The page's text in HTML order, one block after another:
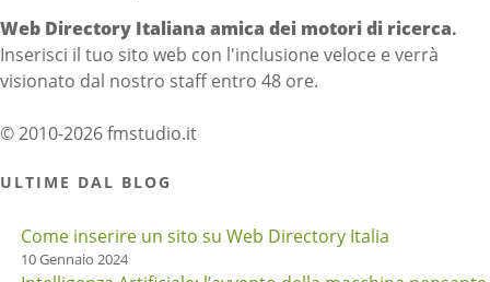
Web Directory Italiana amica dei motori di ricerca.
Inserisci il tuo sito web con l'inclusione veloce e verrà
visionato dal nostro staff entro 48 ore.
© 2010-2026 fmstudio.it
ULTIME DAL BLOG
Come inserire un sito su Web Directory Italia
10 Gennaio 2024